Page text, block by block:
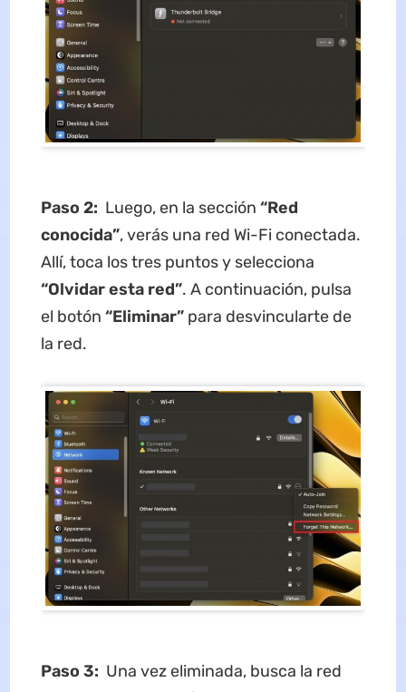
Paso 2: Luego, en la sección “Red
conocida”, verás una red Wi-Fi conectada.
Allí, toca los tres puntos y selecciona
“Olvidar esta red”. A continuación, pulsa
el botón “Eliminar”para desvincularte de
la red.
Paso 3: Una vez eliminada, busca la red